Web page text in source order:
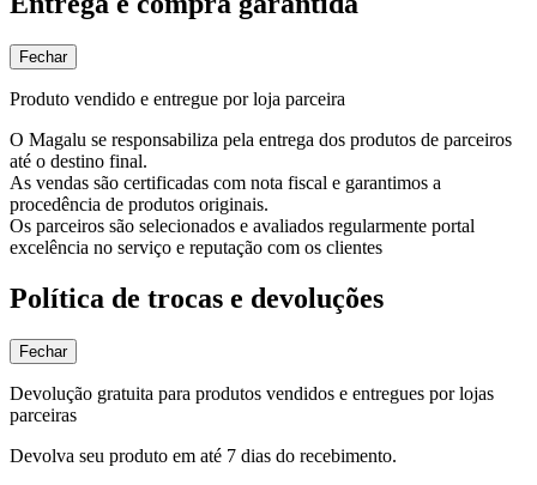
Fechar
Produto vendido e entregue por loja parceira
O Magalu se responsabiliza pela entrega dos produtos de parceiros
até o destino final.
As vendas são certificadas com nota fiscal e garantimos a
procedência de produtos originais.
Os parceiros são selecionados e avaliados regularmente portal
excelência no serviço e reputação com os clientes
Política de trocas e devoluções
Fechar
Devolução gratuita para produtos vendidos e entregues por lojas
parceiras
Devolva seu produto em até 7 dias do recebimento.